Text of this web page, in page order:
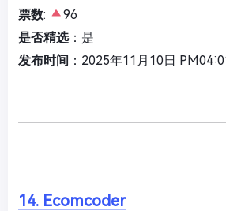
票数:
96
是否精选：是
发布时间 ：2025年11月10日
14. Ecomcoder